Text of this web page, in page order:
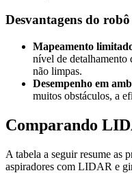
Desvantagens do
Mapeamento
nível de
não limpas.
Desempenho em
muitos obstáculos, a
Comparando
A tabela a seguir resume as
aspiradores com LIDAR e